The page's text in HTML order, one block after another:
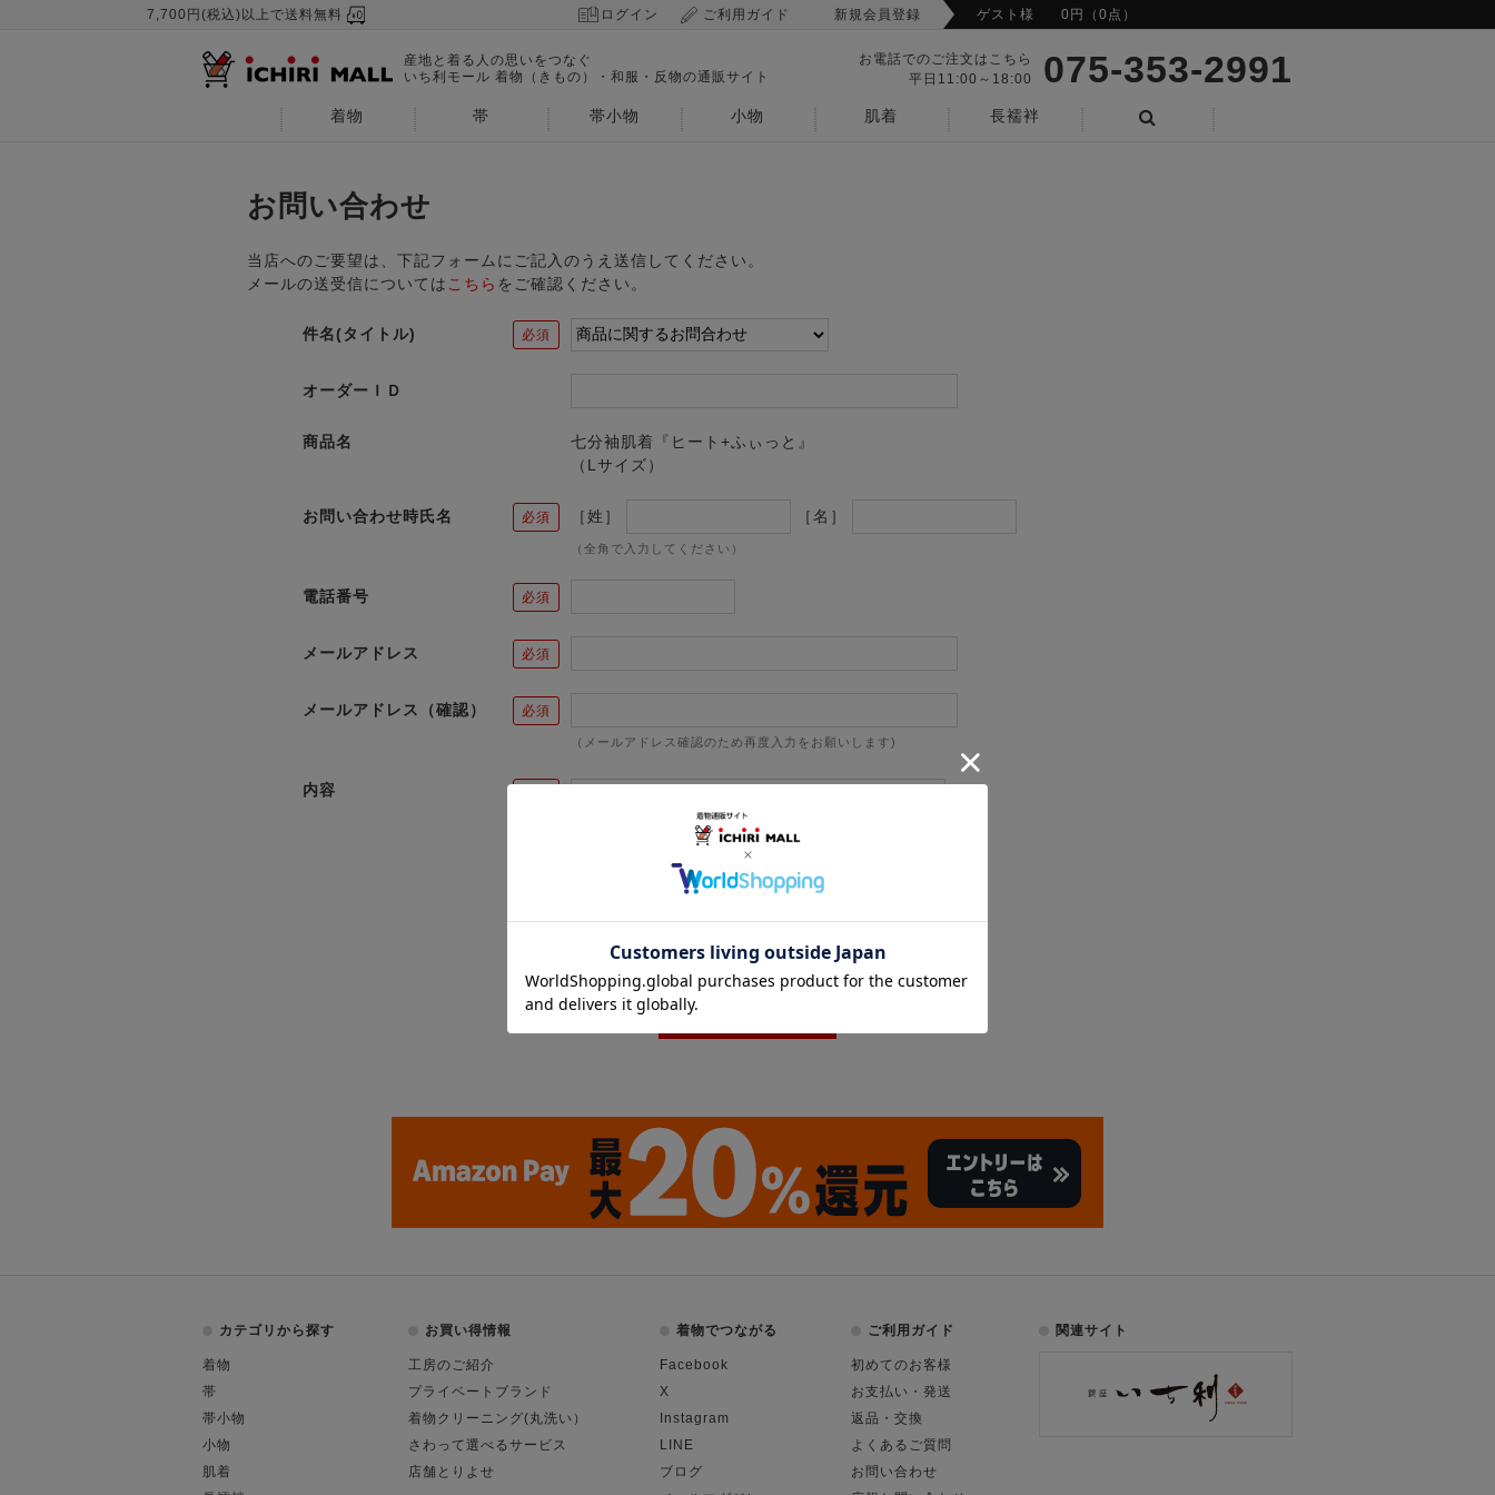
7,700円(税込)以上で送料無料 ログイン ご利用ガイド 新規会員登録 ゲスト様 0円（0点）
産地と着る人の思いをつなぐ
いち利モール 着物（きもの）・和服・反物の通販サイト
お電話でのご注文はこちら
平日11:00～18:00
075-353-2991
着物 帯 帯小物 小物 肌着
長襦袢
お問い合わせ
当店へのご要望は、下記フォームにご記入のうえ送信してください。
メールの送受信については こちら をご確認ください。
件名(タイトル)
オーダーＩＤ
商品名
七分袖肌着『ヒート+ふぃっと』
（Lサイズ）
お問い合わせ時氏名 ［姓］ ［名］
（全角で入力してください）
電話番号
メールアドレス
メールアドレス（確認）
（メールアドレス確認のため再度入力をお願いします)
内容
カテゴリから探す
着物
帯
帯小物
小物
肌着
お買い得情報
工房のご紹介
プライベートブランド
着物クリーニング(丸洗い）
さわって選べるサービス
店舗とりよせ
着物でつながる
Facebook
X
Instagram
LINE
ブログ
ご利用ガイド
初めてのお客様
お支払い・発送
返品・交換
よくあるご質問
お問い合わせ
関連サイト